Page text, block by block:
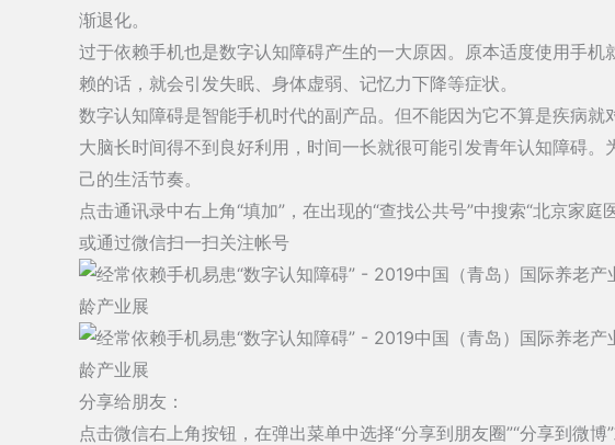
渐退化。
过于依赖手机也是数字认知障碍产生的一大原因。原本适度使用手
赖的话，就会引发失眠、身体虚弱、记忆力下降等症状。
数字认知障碍是智能手机时代的副产品。但不能因为它不算是疾病
大脑长时间得不到良好利用，时间一长就很可能引发青年认知障碍
己的生活节奏。
点击通讯录中右上角“填加”，在出现的“查找公共号”中搜索“北京家庭
或通过微信扫一扫关注帐号
分享给朋友：
点击微信右上角按钮，在弹出菜单中选择“分享到朋友圈”“分享到微